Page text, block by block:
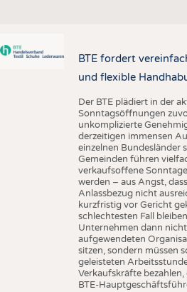
BTE fordert
und flexible
Der BTE plädiert in der
Sonntagsöffnungen
unkomplizierte
derzeitigen immensen
einzelnen Bundesländer
Gemeinden führen
verkaufsoffene
werden – aus Angst,
Anlassbezug nicht
kurzfristig vor Gericht
schlechtesten Fall
Unternehmen dann
aufgewendeten
sitzen, sondern müssen
geleisteten
Verkaufskräfte
BTE-